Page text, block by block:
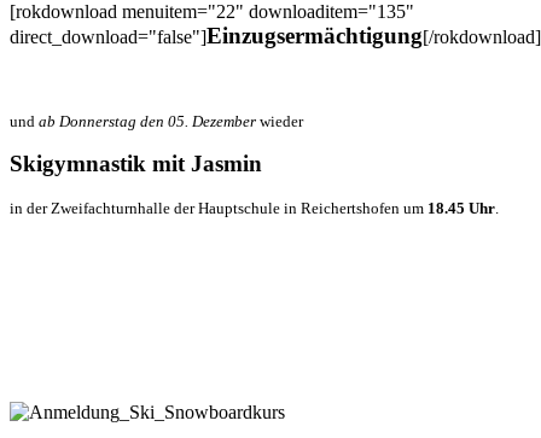
[rokdownload menuitem="22" downloaditem="135"
direct_download="false"]Einzugsermächtigung[/rokdownload]
und ab Donnerstag den 05. Dezember wieder
Skigymnastik mit Jasmin
in der Zweifachturnhalle der Hauptschule in Reichertshofen um 18.45 Uhr.